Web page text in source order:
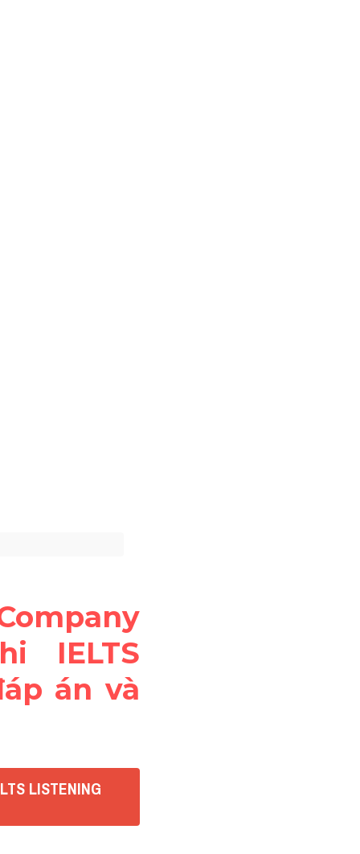
IELTS
án và
LISTENING